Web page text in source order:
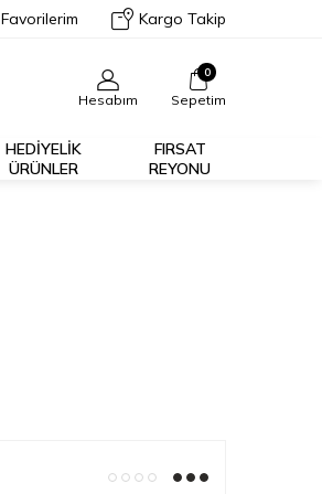
Favorilerim Kargo Takip
Hesabım
0
Sepetim
HEDİYELİK
ÜRÜNLER
FIRSAT
REYONU